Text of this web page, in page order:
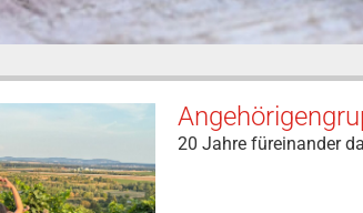
20 Jahre füreinander